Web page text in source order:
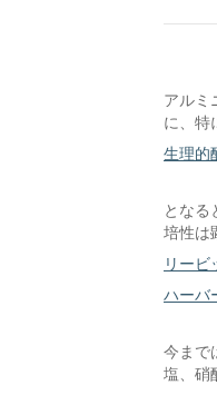
アルミ
に、特
生理的
となる
培性は
リービ
ハーバ
今まで
塩、硝